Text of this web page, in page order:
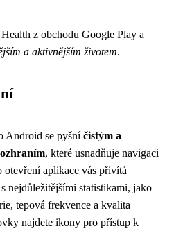
z obchodu Google Play a
a aktivnějším životem.
Android se pyšníčistým a
, které usnadňuje navigaci
aplikace vás přivítá
nejdůležitějšími statistikami, jako
tepová frekvence a kvalita
najdete ikony pro přístup k